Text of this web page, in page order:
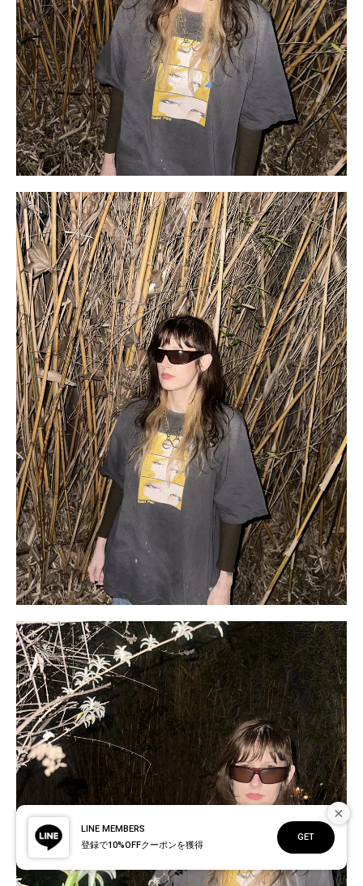
×
LINE MEMBERS
登録で10%OFFクーポンを獲得
GET